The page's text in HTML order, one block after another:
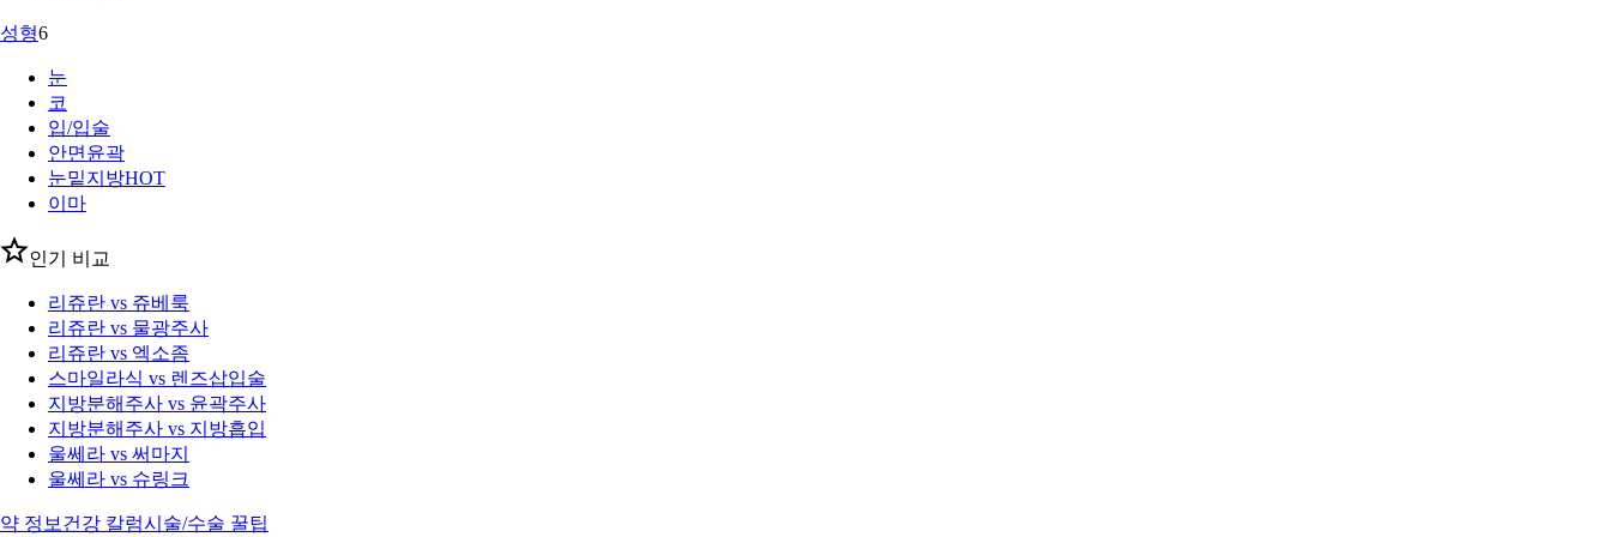
성형6
눈
코
입/입술
안면윤곽
눈밑지방HOT
이마
인기 비교
리쥬란 vs 쥬베룩
리쥬란 vs 물광주사
리쥬란 vs 엑소좀
스마일라식 vs 렌즈삽입술
지방분해주사 vs 윤곽주사
지방분해주사 vs 지방흡입
울쎄라 vs 써마지
울쎄라 vs 슈링크
약 정보 건강 칼럼시술/수술 꿀팁